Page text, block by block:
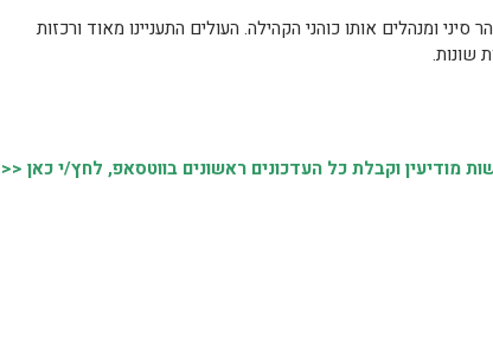
ומנהלים אותו כוהני הקהילה. העולים התעניינו מאוד ורכזות
שונות.
וקבלת כל העדכונים ראשונים בווטסאפ, לחץ/י כאן <<